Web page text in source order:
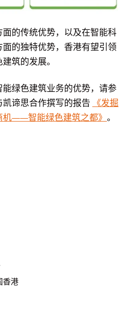
的传统优势，以及在智能科
的独特优势，香港有望引领
筑的发展。
能绿色建筑业务的优势，请参
谛思合作撰写的报告
《发掘
机——智能绿色建筑之都》 。
香港